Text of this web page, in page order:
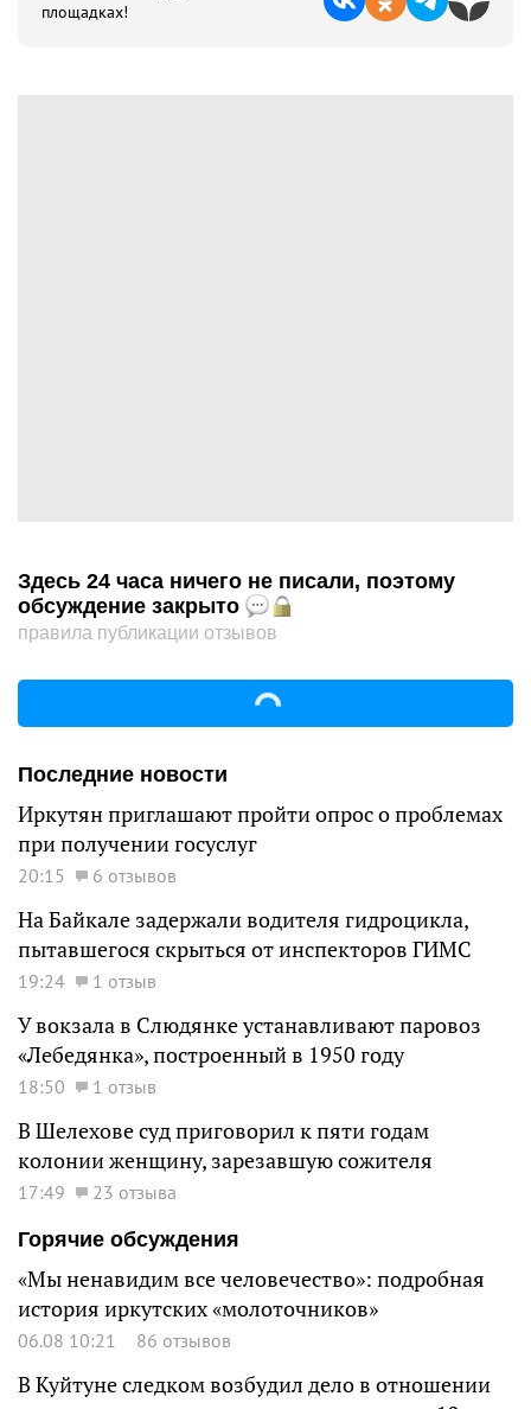
площадках!
Здесь 24 часа ничего не писали, поэтому
обсуждение закрыто
правила публикации отзывов
Последние новости
Иркутян приглашают пройти опрос о проблемах
при получении госуслуг
20:15 6 отзывов
На Байкале задержали водителя гидроцикла,
пытавшегося скрыться от инспекторов ГИМС
19:24 1 отзыв
У вокзала в Слюдянке устанавливают паровоз
«Лебедянка», построенный в 1950 году
18:50 1 отзыв
В Шелехове суд приговорил к пяти годам
колонии женщину, зарезавшую сожителя
17:49
23 отзыва
Горячие обсуждения
«Мы ненавидим все человечество»: подробная
история иркутских «молоточников»
06.08 10:21 86 отзывов
В Куйтуне следком возбудил дело в отношении